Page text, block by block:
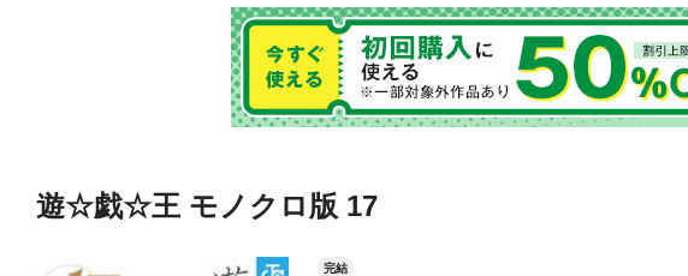
遊☆戯☆王 モノクロ版 17
完結